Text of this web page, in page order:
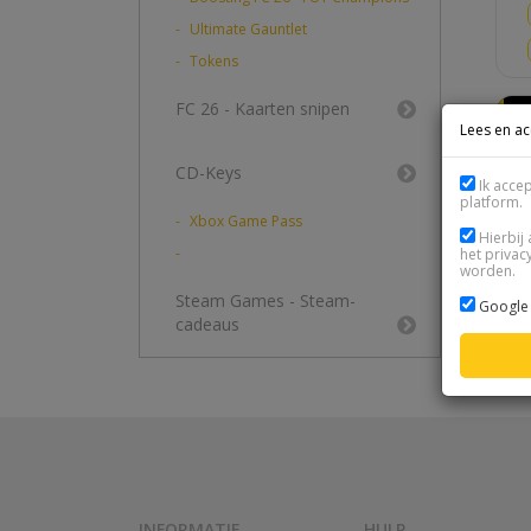
Ultimate Gauntlet
Tokens
FC 26 - Kaarten snipen
CD-Keys
Xbox Game Pass
Steam Games - Steam-
cadeaus
Lees en
Ik
platform.
Hierbij
het
worden.